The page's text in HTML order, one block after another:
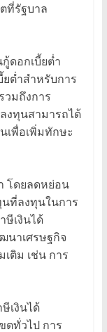
ที่รัฐบาล
ดอกเบี้ยต่ำ
ต่ำสำหรับการ
มถึงการ
งทุนสามารถได้
เพื่อเพิ่มทักษะ
โดยลดหย่อน
ที่ลงทุนในการ
เงินได้
นาเศรษฐกิจ
ติม เช่น การ
เงินได้
ตทั่วไป การ